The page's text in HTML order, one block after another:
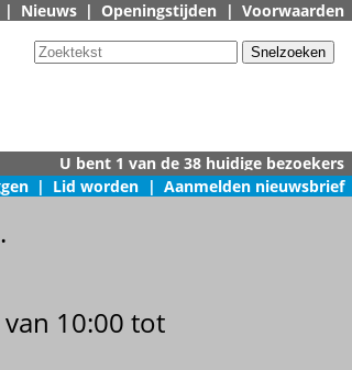
| Nieuws | Openingstijden | Voorwaarden
| Lid worden | Aanmelden nieuwsbrief
10:00 tot